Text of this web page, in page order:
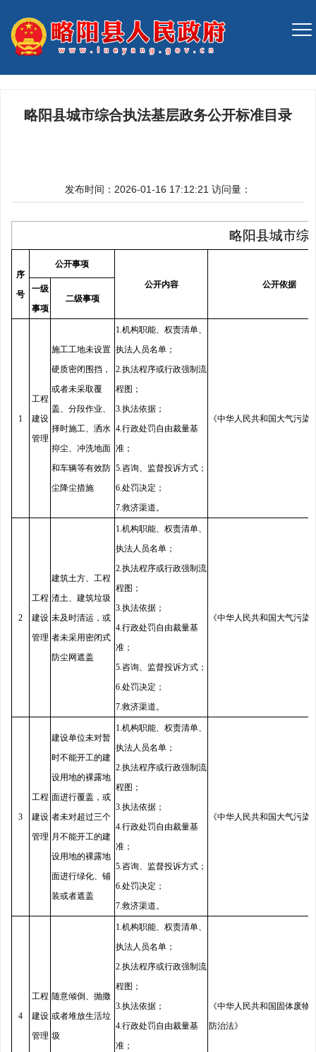
略阳县城市综合执法基层政务公开标准目录
发布时间：2026-01-16 17:12:21 访问量：
略阳县城市综
序
号
公开事项
公开内容 公开依据
一级
事项
二级事项
1
工程
建设
管理
施工工地未设置
硬质密闭围挡，
或者未采取覆
盖、分段作业、
择时施工、洒水
抑尘、冲洗地面
和车辆等有效防
尘降尘措施
1.机构职能、权责清单、
执法人员名单；
2.执法程序或行政强制流
程图；
3.执法依据；
4.行政处罚自由裁量基
准；
5.咨询、监督投诉方式；
6.处罚决定；
7.救济渠道。
《中华人民共和国大气污染
2
工程
建设
管理
建筑土方、工程
渣土、建筑垃圾
未及时清运，或
者未采用密闭式
防尘网遮盖
1.机构职能、权责清单、
执法人员名单；
2.执法程序或行政强制流
程图；
3.执法依据；
4.行政处罚自由裁量基
准；
5.咨询、监督投诉方式；
6.处罚决定；
7.救济渠道。
《中华人民共和国大气污染
3
工程
建设
管理
建设单位未对暂
时不能开工的建
设用地的裸露地
面进行覆盖，或
者未对超过三个
月不能开工的建
设用地的裸露地
面进行绿化、铺
装或者遮盖
1.机构职能、权责清单、
执法人员名单；
2.执法程序或行政强制流
程图；
3.执法依据；
4.行政处罚自由裁量基
准；
5.咨询、监督投诉方式；
6.处罚决定；
7.救济渠道。
《中华人民共和国大气污染
4
工程
建设
管理
随意倾倒、抛撒
或者堆放生活垃
圾
1.机构职能、权责清单、
执法人员名单；
2.执法程序或行政强制流
程图；
3.执法依据；
4.行政处罚自由裁量基
准；
《中华人民共和国固体废物
防治法》